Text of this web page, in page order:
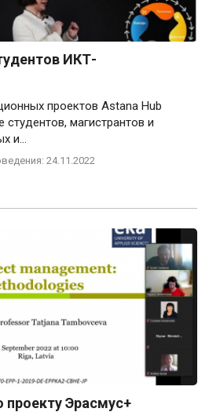
ИКТ-
проектов Astana Hub
магистрантов и
и...
24.11.2022
проекту Эрасмус+